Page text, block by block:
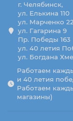
г. Челябинск,
ул. Елькина 110
ул. Марченко 22
ул. Гагарина 9
Пр. Победы 163
ул. 40 летия
ул. Богдана
Работаем
и 40 летия
Работаем
магазины)